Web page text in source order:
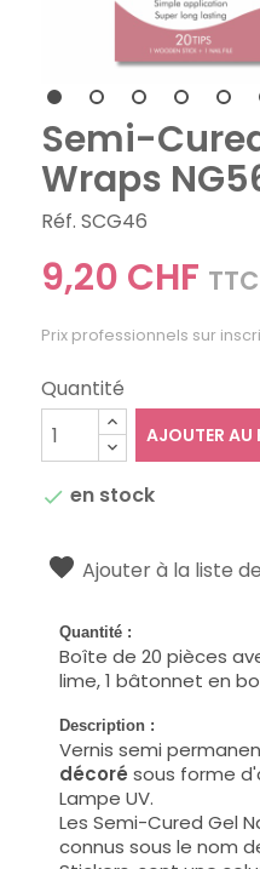
Semi-
Wraps
Réf. SCG46
9,20 CHF TTC
Prix professionnels sur
Quantité
AJOUTER AU
 en stock
Ajouter à la liste
Quantité :
Boîte de 20 pièces
lime, 1 bâtonnet en
Description :
Vernis semi
décoré sous forme
Lampe UV.
Les Semi-Cured Gel
connus sous le nom